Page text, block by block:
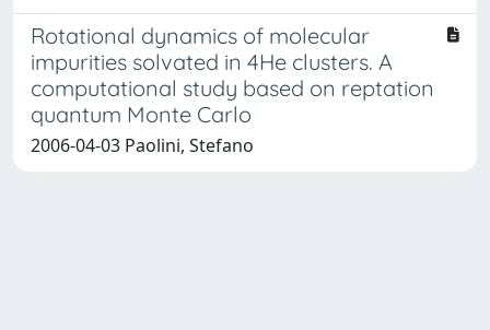
Rotational dynamics of molecular
impurities solvated in 4He clusters. A
computational study based on reptation
quantum Monte Carlo
2006-04-03 Paolini, Stefano